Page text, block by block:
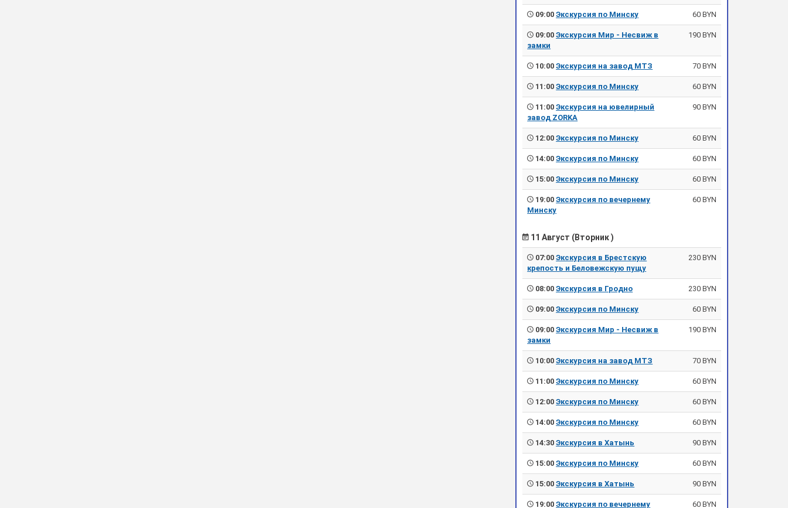
09:00Экскурсия по Минску 60 BYN
09:00Экскурсия Мир - Несвиж в
замки
190 BYN
10:00Экскурсия на завод МТЗ 70 BYN
11:00Экскурсия по Минску 60 BYN
11:00Экскурсия на ювелирный
завод ZORKA
90 BYN
12:00Экскурсия по Минску 60 BYN
14:00Экскурсия по Минску 60 BYN
15:00Экскурсия по Минску 60 BYN
19:00Экскурсия по вечернему
Минску
60 BYN
11 Август (Вторник )
07:00Экскурсия в Брестскую
крепость и Беловежскую пущу
230 BYN
08:00Экскурсия в Гродно 230 BYN
09:00Экскурсия по Минску 60 BYN
09:00Экскурсия Мир - Несвиж в
замки
190 BYN
10:00Экскурсия на завод МТЗ 70 BYN
11:00Экскурсия по Минску 60 BYN
12:00Экскурсия по Минску 60 BYN
14:00Экскурсия по Минску 60 BYN
14:30Экскурсия в Хатынь 90 BYN
15:00Экскурсия по Минску 60 BYN
15:00Экскурсия в Хатынь 90 BYN
19:00Экскурсия по вечернему 60 BYN